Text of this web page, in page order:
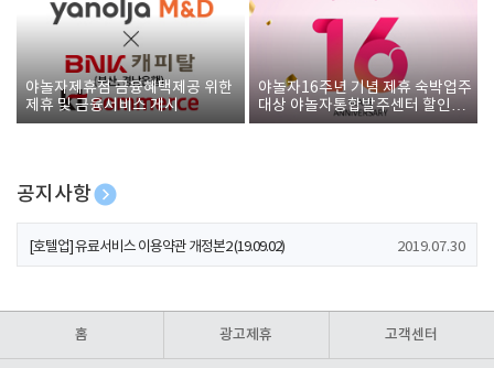
야놀자제휴점 금융혜택제공 위한
제휴 및 금융서비스 게시
야놀자16주년 기념 제휴 숙박업주
대상 야놀자통합발주센터 할인쿠
폰 증정
공지사항
[호텔업] 개인정보 처리방침 개정본1 (19.09.02)
[호텔업] 유료서비스 이용약관 개정본2 (19.09.02) 2019.07.30
홈 광고제휴 고객센터